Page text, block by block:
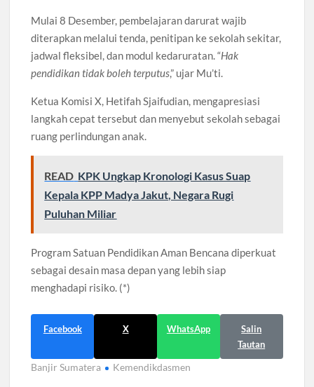
Mulai 8 Desember, pembelajaran darurat wajib
diterapkan melalui tenda, penitipan ke sekolah sekitar,
jadwal fleksibel, dan modul kedaruratan. “Hak
pendidikan tidak boleh terputus,” ujar Mu’ti.
Ketua Komisi X, Hetifah Sjaifudian, mengapresiasi
langkah cepat tersebut dan menyebut sekolah sebagai
ruang perlindungan anak.
READ KPK Ungkap Kronologi Kasus Suap
Kepala KPP Madya Jakut, Negara Rugi
Puluhan Miliar
Program Satuan Pendidikan Aman Bencana diperkuat
sebagai desain masa depan yang lebih siap
menghadapi risiko. (*)
Facebook X WhatsApp
Salin
Tautan
Banjir Sumatera Kemendikdasmen